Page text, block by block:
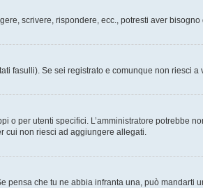
scrivere, rispondere, ecc., potresti aver
fasulli). Se sei registrato e comunque non riesci
o per utenti specifici. L’amministratore
cui non riesci ad aggiungere allegati.
che tu ne abbia infranta una, può